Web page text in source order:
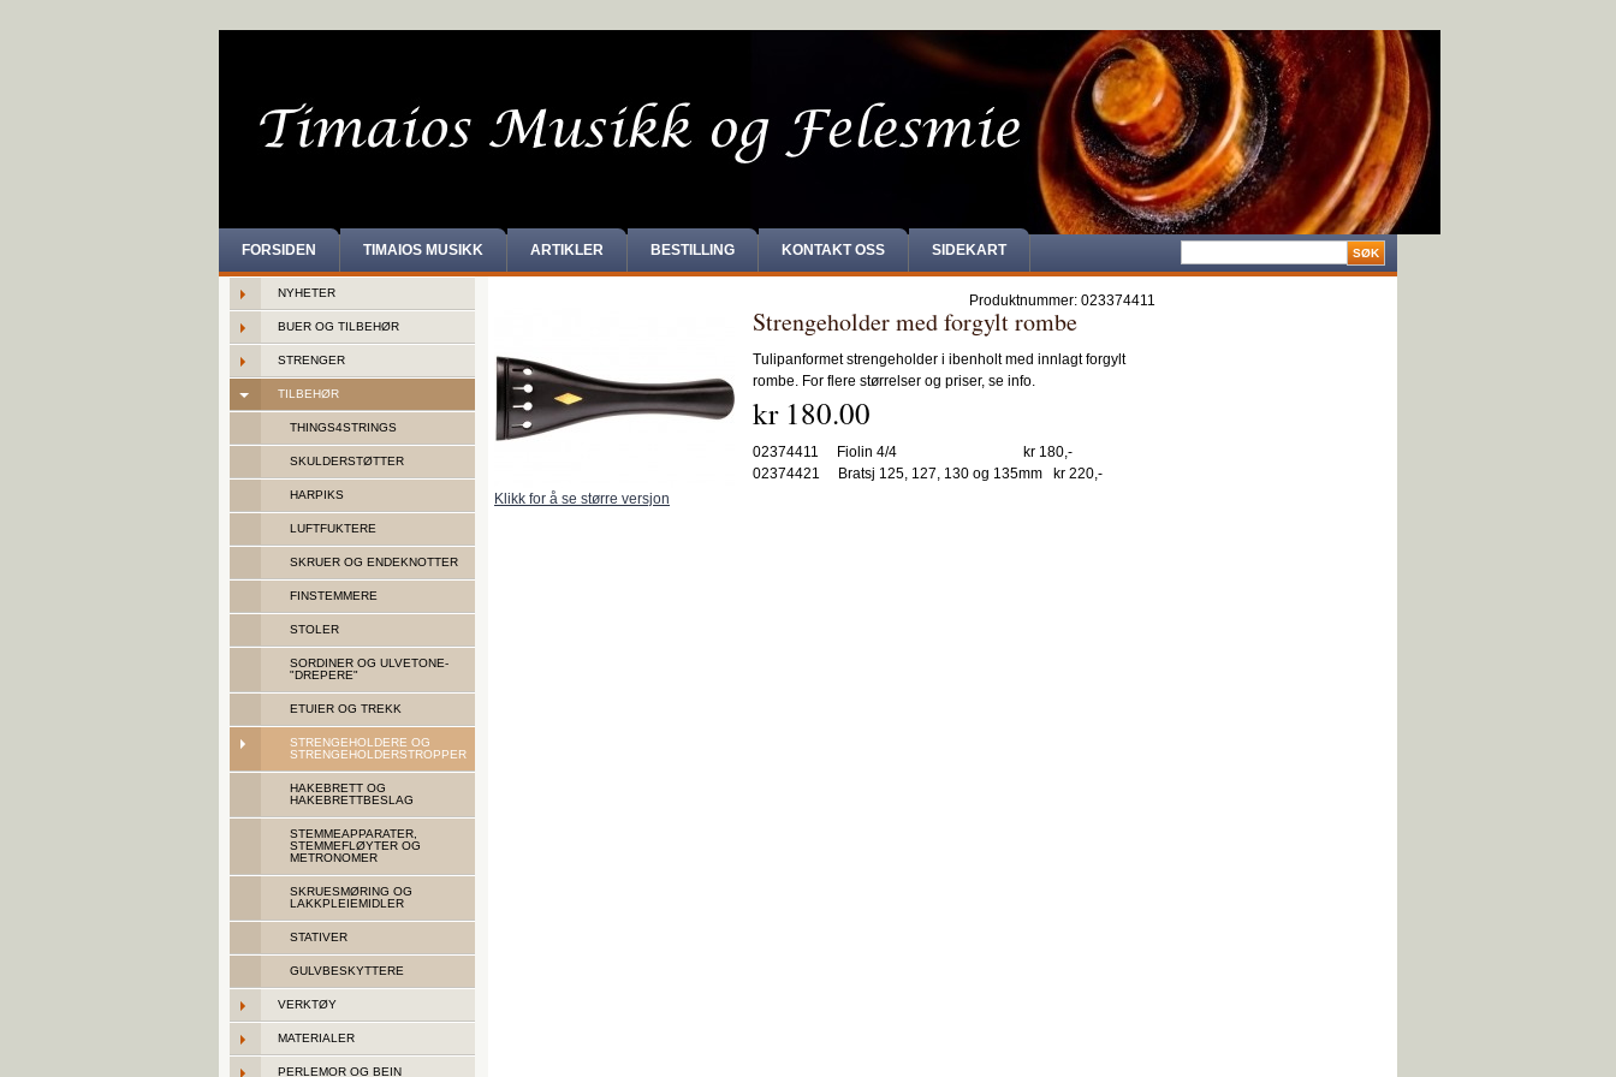
FORSIDEN TIMAIOS MUSIKK ARTIKLER BESTILLING KONTAKT OSS SIDEKART
NYHETER
BUER OG TILBEHØR
STRENGER
TILBEHØR
THINGS4STRINGS
SKULDERSTØTTER
HARPIKS
LUFTFUKTERE
SKRUER OG ENDEKNOTTER
FINSTEMMERE
STOLER
SORDINER OG ULVETONE-
"DREPERE"
ETUIER OG TREKK
STRENGEHOLDERE OG
STRENGEHOLDERSTROPPER
HAKEBRETT OG
HAKEBRETTBESLAG
STEMMEAPPARATER,
STEMMEFLØYTER OG
METRONOMER
SKRUESMØRING OG
LAKKPLEIEMIDLER
STATIVER
GULVBESKYTTERE
VERKTØY
MATERIALER
PERLEMOR OG BEIN
Produktnummer: 023374411
Klikk for å se større versjon
Strengeholder med forgylt rombe
Tulipanformet strengeholder i ibenholt med innlagt forgylt
rombe. For flere størrelser og priser, se info.
kr 180.00
02374411 Fiolin 4/4 kr 180,-
02374421 Bratsj 125, 127, 130 og 135mm kr 220,-